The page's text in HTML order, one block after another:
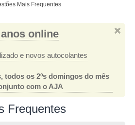
Mais Frequentes
online
e novos autocolantes
todos os 2ºs domingos do mês
com o AJA
Frequentes